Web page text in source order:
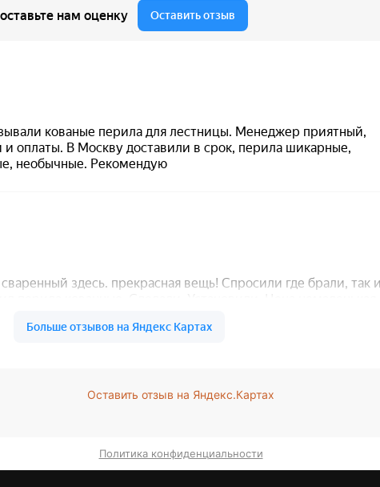
Оставить отзыв на Яндекс.Картах
Политика конфиденциальности